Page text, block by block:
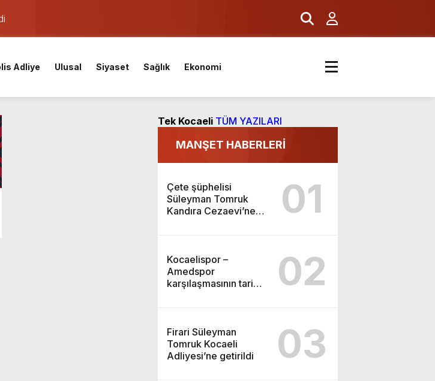
kararıyla serbest kaldı
TL’ye varan maaşla personel aranıyor
daha!
gönderildi
Adliye Ulusal Siyaset Sağlık Ekonomi
Tek Kocaeli TÜM YAZILARI
MANŞET HABERLERİ
Çete şüphelisi
Süleyman Tomruk
Kandıra Cezaevi’ne
01
Kocaelispor –
Amedspor
karşılaşmasının tarihi
02
Firari Süleyman
Tomruk Kocaeli
Adliyesi’ne getirildi
03